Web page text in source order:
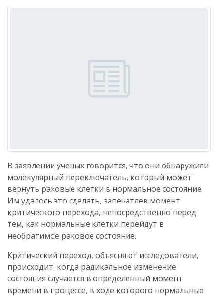
В заявлении ученых говорится, что они обнаружили
молекулярный переключатель, который может
вернуть раковые клетки в нормальное состояние.
Им удалось это сделать, запечатлев момент
критического перехода, непосредственно перед
тем, как нормальные клетки перейдут в
необратимое раковое состояние.
Критический переход, объясняют исследователи,
происходит, когда радикальное изменение
состояния случается в определенный момент
времени в процессе, в ходе которого нормальные